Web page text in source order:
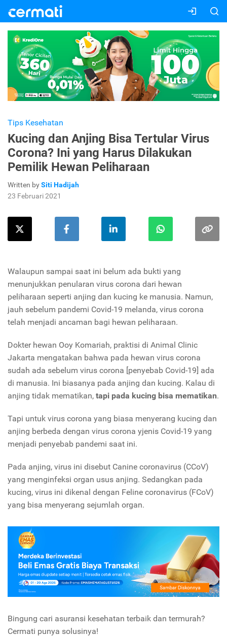
Tips Kesehatan
Kucing dan Anjing Bisa Tertular Virus
Corona? Ini yang Harus Dilakukan
Pemilik Hewan Peliharaan
Written bySiti Hadijah
23 Februari 2021
Walaupun sampai saat ini belum ada bukti yang
menunjukkan penularan virus corona dari hewan
peliharaan seperti anjing dan kucing ke manusia. Namun,
jauh sebelum pandemi Covid-19 melanda, virus corona
telah menjadi ancaman bagi hewan peliharaan.
Dokter hewan Ooy Komariah, praktisi di Animal Clinic
Jakarta mengatakan bahwa pada hewan virus corona
sudah ada sebelum virus corona [penyebab Covid-19] ada
di manusia. Ini biasanya pada anjing dan kucing. Kalau di
anjing tidak mematikan, tapi pada kucing bisa mematikan.
Tapi untuk virus corona yang biasa menyerang kucing dan
anjing berbeda dengan virus corona yjenis Covid-19 yang
menjadi penyebab pandemi saat ini.
Pada anjing, virus ini disebut Canine coronavirus (CCoV)
yang menginfeksi organ usus anjing. Sedangkan pada
kucing, virus ini dikenal dengan Feline coronavirus (FCoV)
yang bisa menyerang sejumlah organ.
Bingung cari asuransi kesehatan terbaik dan termurah?
Cermati punya solusinya!